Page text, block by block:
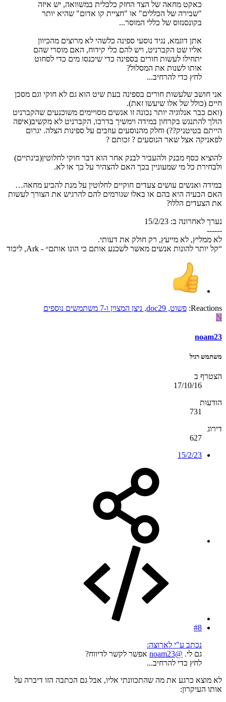
כאקט מחאה של הצד החזק כלכלית במשוואה, יש איזה
"שבירה של הכללים" או "חציית קו אדום" שהיא יותר
בקונסנזוס של כללי המוסר...
אתן דוגמא, נגיד נוסעי ספינה כלשהי לא מרוצים מהכיוון
אליו שט הקברניט, ויש להם כלי קידוח, האם מוסרי שהם
יתחילו לעשות חורים בספינה כדי שיכנסו מים כדי לסחוט
אותו לשנות את המסלול?
לחץ כדי להרחיב...
אני חושב שלעשות חורים בספינה בעת שיט הוא גם לא חוקי וגם מסכן
חיים (כולל של אלו שיעשו זאת).
(ואם כבר אנלוגיה יותר נכונה זו אנשים מסויימים משוכנעים שהקברניט
הולך להתנגש בקרחון במידה וימשיך בדרכו, הקברניט לא מקשיב(איפה
הייתם בטיטניק??) וחלק מהנוסעים עוזבים על ספינות הצלה. יגרום
לפאניקה אצל שאר הנוסעים ? זכותם ?
להוציא כסף מבנק ולהעביר לבנק אחר הוא דבר חוקי לחלוטין(בינתיים)
ולבחירת כל מי שמעוניין בכך האם להצהיר על כך או לא.
במידה ואנשים עושים צעדים חוקיים לחלוטין על מנת להביע מחאה…
האם הבעיה היא בהם או באלו שגורמים להם להרגיש את הצורך לעשות
את הצעדים הללו?
נערך לאחרונה ב: 15/2/23
------
לא ממליץ, לא מייעץ, רק חולק את דעותי.
“קל יותר להונות אנשים מאשר לשכנע אותם כי הונו אותם״ - Ark, ליכוד
Reactions: פשוט,
doc29
, ניצן המצוין ו-7 משתמשים נוספים
N
noam23
משתמש רגיל
הצטרף ב
17/10/16
הודעות
731
דירוג
627
15/2/23
#8
נכתב ע"י לארוצה:
גם לי. @noam23
אפשר לקשר לדיווח?
לחץ כדי להרחיב...
לא מוצא כרגע את מה שהתכוונתי אליו, אבל גם הכתבה הזו דיברה על
אותו העיקרון: